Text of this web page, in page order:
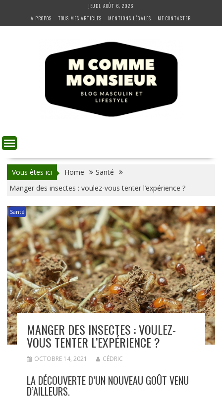
content
JEUDI, AOÛT 6, 2026
A PROPOS
TOUS MES ARTICLES MENTIONS LÉGALES ME CONTACTER
Vous êtes ici Home
Santé
Manger des insectes : voulez-vous tenter l’expérience ?
Santé
MANGER DES INSECTES : VOULEZ-
VOUS TENTER L’EXPÉRIENCE ?
OCTOBRE 14, 2021 CÉDRIC
LA DÉCOUVERTE D’UN NOUVEAU GOÛT VENU
D’AILLEURS.